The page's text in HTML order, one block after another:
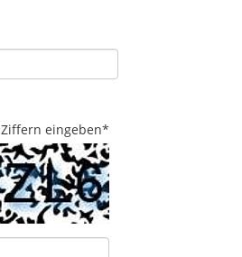
eingeben*